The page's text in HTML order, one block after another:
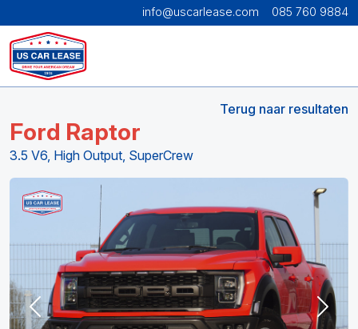
info@uscarlease.com 085 760 9884
Terug naar resultaten
Ford Raptor
3.5 V6, High Output, SuperCrew
Previous Next